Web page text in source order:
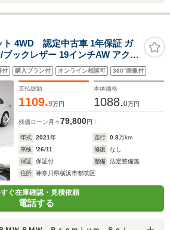
4WD 認定中古車 1年保証 ガ
ックレザー 19インチAW アクテ
ル リヤカメラ 前後センサー LED
ロニック 衝突軽減 車線逸脱
付 購入プラン付 オンライン相談可 360°画像付
支払総額
1109.9万円
本体価格
1088.0万円
残価ローン 月々79,800円
年式 2021年 走行 0.8万km
車検
'26/11 修復
なし
保証
保証付 整備
法定整備無
住所
神奈川県横浜市都筑区
ぐ在庫確認・見積依頼
電話する